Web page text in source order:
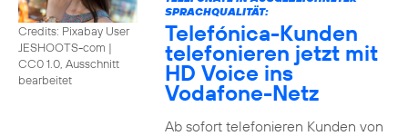
Credits: Pixabay User
JESHOOTS-com |
CC0 1.0, Ausschnitt
bearbeitet
SPRACHQUALITÄT:
Telefónica-Kunden
telefonieren jetzt mit
HD Voice ins
Vodafone-Netz
Ab sofort telefonieren Kunden von